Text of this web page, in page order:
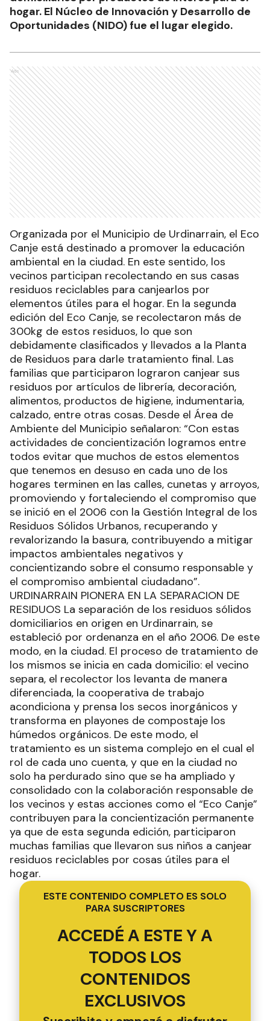
"Eco Canje" en el salón del NIDO:
Se juntaron más de 300 kg de
residuos
Ads
Unas 150 personas participaron
intercambiando residuos reciclables
domiciliarios por productos de interés para el
hogar. El Núcleo de Innovación y Desarrollo de
Oportunidades (NIDO) fue el lugar elegido.
Ads
Organizada por el Municipio de Urdinarrain, el Eco
Canje está destinado a promover la educación
ambiental en la ciudad. En este sentido, los
vecinos participan recolectando en sus casas
residuos reciclables para canjearlos por
elementos útiles para el hogar. En la segunda
edición del Eco Canje, se recolectaron más de
300kg de estos residuos, lo que son
debidamente clasificados y llevados a la Planta
de Residuos para darle tratamiento final. Las
familias que participaron lograron canjear sus
residuos por artículos de librería, decoración,
alimentos, productos de higiene, indumentaria,
calzado, entre otras cosas. Desde el Área de
Ambiente del Municipio señalaron: “Con estas
actividades de concientización logramos entre
todos evitar que muchos de estos elementos
que tenemos en desuso en cada uno de los
hogares terminen en las calles, cunetas y arroyos,
promoviendo y fortaleciendo el compromiso que
se inició en el 2006 con la Gestión Integral de los
Residuos Sólidos Urbanos, recuperando y
revalorizando la basura, contribuyendo a mitigar
impactos ambientales negativos y
concientizando sobre el consumo responsable y